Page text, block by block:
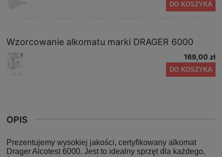
DO KOSZYKA
Wzorcowanie alkomatu marki DRAGER 6000
169,00 zł
DO KOSZYKA
OPIS
Prezentujemy wysokiej jakości, certyfikowany alkomat
Drager Alcotest 6000. Jest to idealny sprzęt dla każdego,